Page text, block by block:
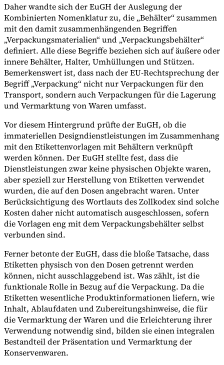
Daher wandte sich der EuGH der Auslegung der
Kombinierten Nomenklatur zu, die „Behälter“ zusammen
mit den damit zusammenhängenden Begriffen
„Verpackungsmaterialien“ und „Verpackungsbehälter“
definiert. Alle diese Begriffe beziehen sich auf äußere oder
innere Behälter, Halter, Umhüllungen und Stützen.
Bemerkenswert ist, dass nach der EU-Rechtsprechung der
Begriff „Verpackung“ nicht nur Verpackungen für den
Transport, sondern auch Verpackungen für die Lagerung
und Vermarktung von Waren umfasst.
Vor diesem Hintergrund prüfte der EuGH, ob die
immateriellen Designdienstleistungen im Zusammenhang
mit den Etikettenvorlagen mit Behältern verknüpft
werden können. Der EuGH stellte fest, dass die
Dienstleistungen zwar keine physischen Objekte waren,
aber speziell zur Herstellung von Etiketten verwendet
wurden, die auf den Dosen angebracht waren. Unter
Berücksichtigung des Wortlauts des Zollkodex sind solche
Kosten daher nicht automatisch ausgeschlossen, sofern
die Vorlagen eng mit dem Verpackungsbehälter selbst
verbunden sind.
Ferner betonte der EuGH, dass die bloße Tatsache, dass
Etiketten physisch von den Dosen getrennt werden
können, nicht ausschlaggebend ist. Was zählt, ist die
funktionale Rolle in Bezug auf die Verpackung. Da die
Etiketten wesentliche Produktinformationen liefern, wie
Inhalt, Ablaufdaten und Zubereitungshinweise, die für
die Vermarktung der Waren und die Erleichterung ihrer
Verwendung notwendig sind, bilden sie einen integralen
Bestandteil der Präsentation und Vermarktung der
Konservenwaren.